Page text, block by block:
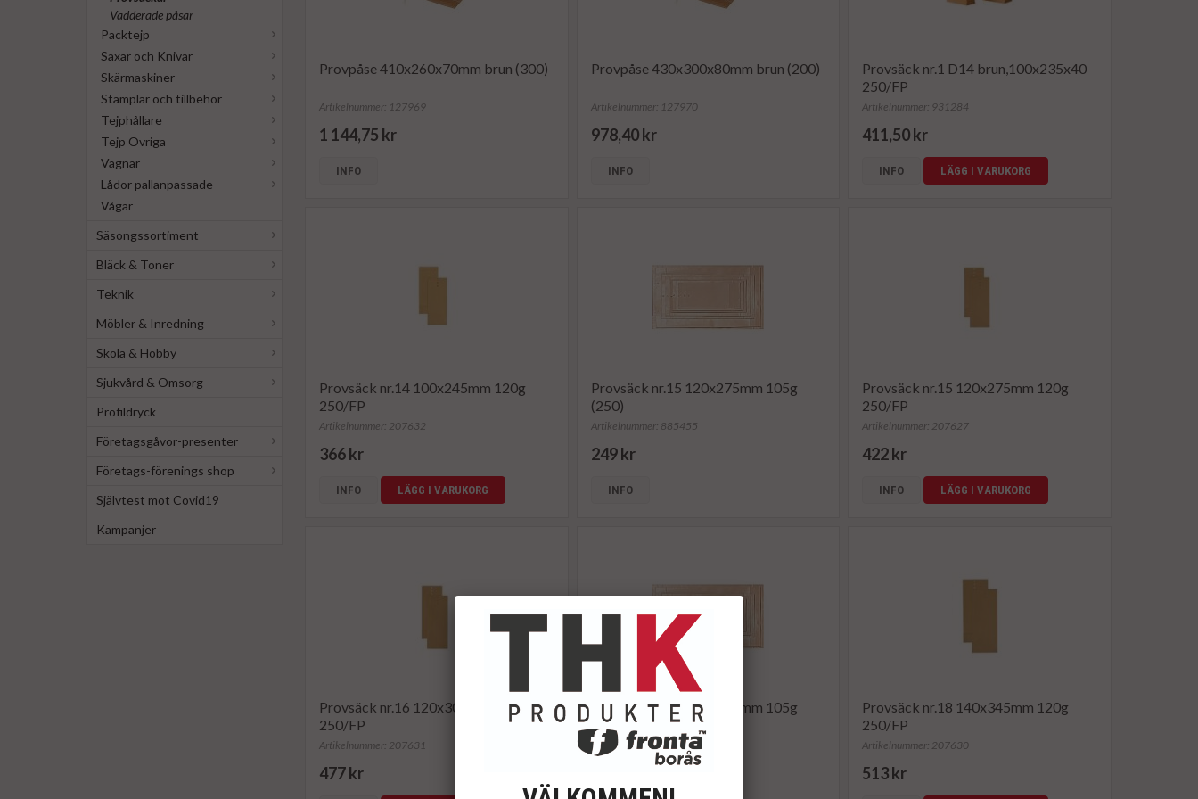
Vadderade påsar
Packtejp
Saxar och Knivar
Skärmaskiner
Stämplar och tillbehör
Tejphållare
Tejp Övriga
Vagnar
Lådor pallanpassade
Vågar
Säsongssortiment
Bläck & Toner
Teknik
Möbler & Inredning
Skola & Hobby
Sjukvård & Omsorg
Profildryck
Företagsgåvor-presenter
Företags-förenings shop
Självtest mot Covid19
Kampanjer
Provpåse 410x260x70mm brun (300)
Artikelnummer: 127969
1 144,75 kr
INFO
Provpåse 430x300x80mm brun (200)
Artikelnummer: 127970
978,40 kr
INFO
Provsäck nr.1 D14 brun,100x235x40
250/FP
Artikelnummer: 931284
411,50 kr
INFO LÄGG I VARUKORG
Provsäck nr.14 100x245mm 120g
250/FP
Artikelnummer: 207632
366 kr
INFO LÄGG I VARUKORG
Provsäck nr.15 120x275mm 105g
(250)
Artikelnummer: 885455
249 kr
INFO
Provsäck nr.15 120x275mm 120g
250/FP
Artikelnummer: 207627
422 kr
INFO LÄGG I VARUKORG
Provsäck nr.16 120x305mm 120g
250/FP
Artikelnummer: 207631
477 kr
Provsäck nr.16 125x290mm 105g
(250)
Artikelnummer: 885456
Provsäck nr.18 140x345mm 120g
250/FP
Artikelnummer: 207630
513 kr